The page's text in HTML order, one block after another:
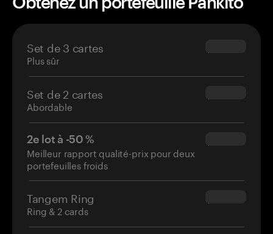
Set de 3 cartes
Plus sûr
$69.90
Set de 2 cartes
Abordable
$54.90
2e lot à -50 %
Meilleur rapport qualité-prix pour deux
portefeuilles froids
$34.95
Tangem Ring
Ring & 2 cards
$160.00